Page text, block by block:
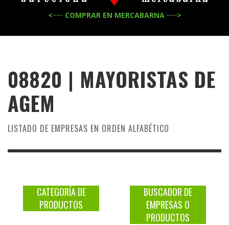
<····· COMPRAR EN MERCABARNA ·····>
08820 | MAYORISTAS DE
AGEM
LISTADO DE EMPRESAS EN ORDEN ALFABÉTICO
CATEGORÍA DE
PRODUCTOS
BUSCADOR DE
EMPRESAS O
PRODUCTOS